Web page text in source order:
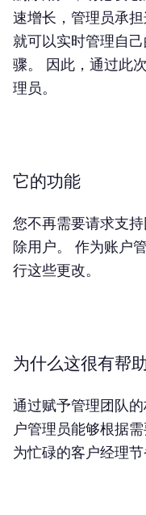
速增长，管理员承
就可以实时管理自
骤。 因此，通过此
理员。
它的功能
您不再需要请求支
除用户。 作为账户
行这些更改。
为什么这很有帮
通过赋予管理团队
户管理员能够根据
为忙碌的客户经理